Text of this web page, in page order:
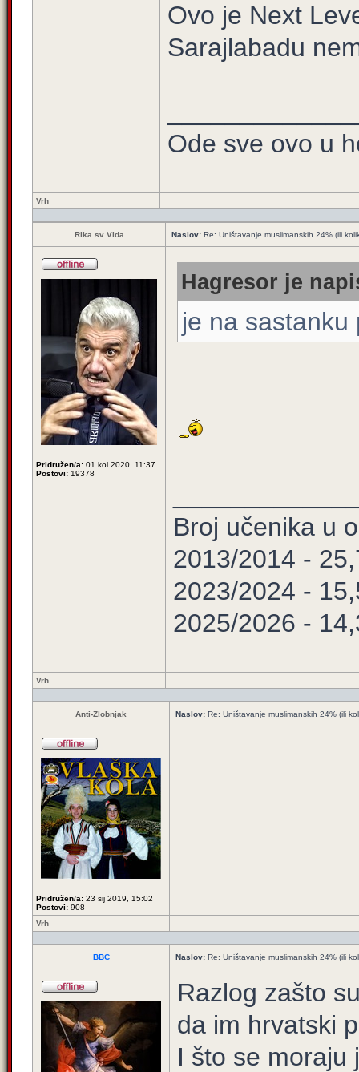
Ovo je Next
Sarajlabadu
Ode sve ovo u
Vrh
Rika sv Vida Naslov: Re: Uništavanje muslimanskih 24% (ili
Pridružen/a: 01 kol 2020, 11:37
Postovi: 19378
Hagresor je
je na
Broj učenika u
2013/2014 -
2023/2024 -
2025/2026 -
Vrh
Anti-Zlobnjak Naslov: Re: Uništavanje muslimanskih 24% (ili
Pridružen/a: 23 sij 2019, 15:02
Postovi: 908
Vrh
BBC Naslov: Re: Uništavanje muslimanskih 24% (ili
Razlog zašto
da im hrvatski
I što se moraju